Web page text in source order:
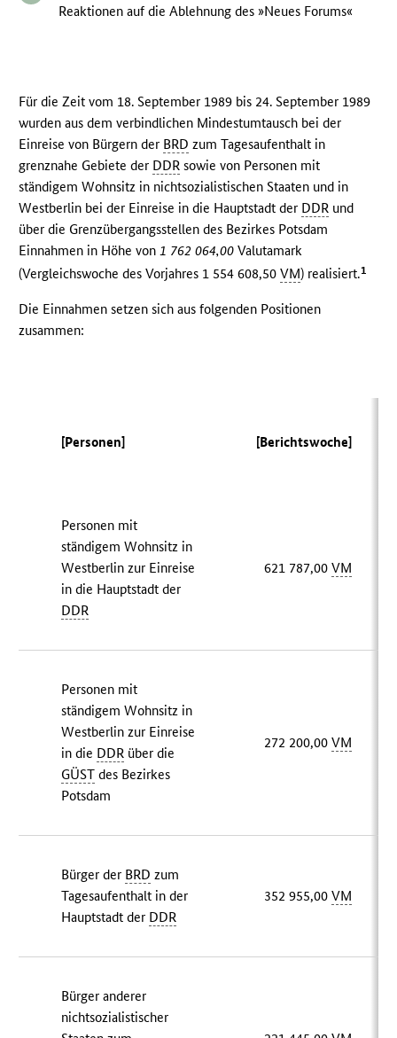
Reaktionen auf die Ablehnung des »Neues Forums«
Für die Zeit vom 18. September 1989 bis 24. September 1989
wurden aus dem verbindlichen Mindestumtausch bei der
Einreise von Bürgern der BRD zum Tagesaufenthalt in
grenznahe Gebiete der DDR sowie von Personen mit
ständigem Wohnsitz in nichtsozialistischen Staaten und in
Westberlin bei der Einreise in die Hauptstadt der DDR und
über die Grenzübergangsstellen des Bezirkes Potsdam
Einnahmen in Höhe von1 762 064,00 Valutamark
(Vergleichswoche des Vorjahres 1 554 608,50VM) realisiert.1
Die Einnahmen setzen sich aus folgenden Positionen
zusammen:
[Personen] [Berichtswoche]
Personen mit
ständigem Wohnsitz in
Westberlin zur Einreise
in die Hauptstadt der
DDR
621 787,00VM
Personen mit
ständigem Wohnsitz in
Westberlin zur Einreise
in die DDR über die
GÜST des Bezirkes
Potsdam
272 200,00VM
Bürger der BRD zum
Tagesaufenthalt in der
Hauptstadt der DDR
352 955,00VM
Bürger anderer
nichtsozialistischer